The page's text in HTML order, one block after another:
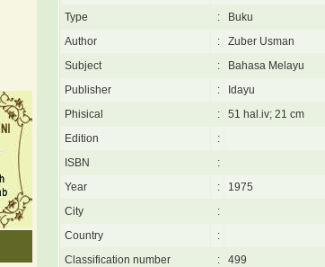
Type
:
Buku
Author
:
Zuber Usman
Subject
:
Bahasa Melayu
Publisher
:
Idayu
Phisical
:
51 hal.iv; 21 cm
Edition
:
ISBN
:
Year
:
1975
City
:
Country
:
Classification number
:
499